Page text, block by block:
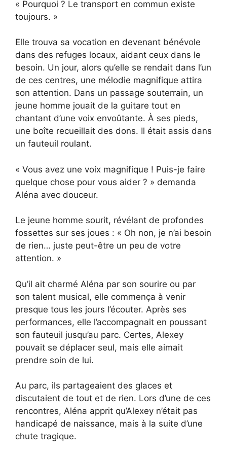
« Pourquoi ? Le transport en commun existe
toujours. »
Elle trouva sa vocation en devenant bénévole
dans des refuges locaux, aidant ceux dans le
besoin. Un jour, alors qu’elle se rendait dans l’un
de ces centres, une mélodie magnifique attira
son attention. Dans un passage souterrain, un
jeune homme jouait de la guitare tout en
chantant d’une voix envoûtante. À ses pieds,
une boîte recueillait des dons. Il était assis dans
un fauteuil roulant.
« Vous avez une voix magnifique ! Puis-je faire
quelque chose pour vous aider ? » demanda
Aléna avec douceur.
Le jeune homme sourit, révélant de profondes
fossettes sur ses joues : « Oh non, je n’ai besoin
de rien… juste peut-être un peu de votre
attention. »
Qu’il ait charmé Aléna par son sourire ou par
son talent musical, elle commença à venir
presque tous les jours l’écouter. Après ses
performances, elle l’accompagnait en poussant
son fauteuil jusqu’au parc. Certes, Alexey
pouvait se déplacer seul, mais elle aimait
prendre soin de lui.
Au parc, ils partageaient des glaces et
discutaient de tout et de rien. Lors d’une de ces
rencontres, Aléna apprit qu’Alexey n’était pas
handicapé de naissance, mais à la suite d’une
chute tragique.